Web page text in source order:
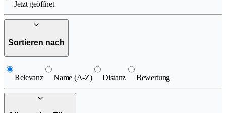
Jetzt geöffnet
Sortieren nach
Relevanz Name (A-Z) Distanz Bewertung